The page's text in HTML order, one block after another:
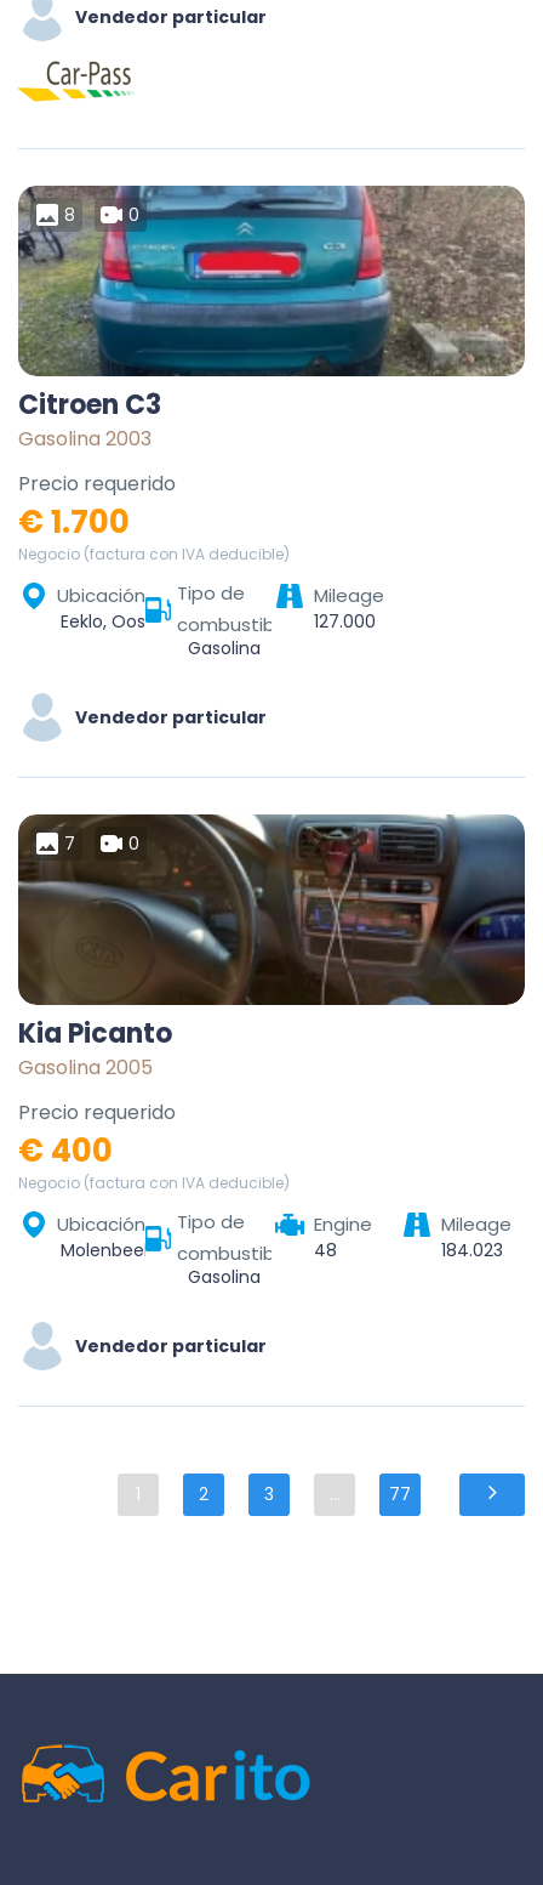
Vendedor particular
8 0
Citroen C3
Gasolina 2003
Precio requerido
€ 1.700
Negocio (factura con IVA deducible)
Ubicación
Eeklo, Oost-Vlaanderen, Vlaanderen, 9900, België
Tipo de
combustible
Gasolina
Mileage
127.000
Vendedor particular
7 0
Kia Picanto
Gasolina 2005
Precio requerido
€ 400
Negocio (factura con IVA deducible)
Ubicación
Molenbeek-Saint-Jean, Bruxelles-Capitale, 1080, Belgique
Tipo de
combustible
Gasolina
Engine
48
Mileage
184.023
Vendedor particular
1 2 3 ... 77